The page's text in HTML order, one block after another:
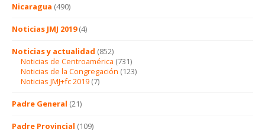
Nicaragua (490)
Noticias JMJ 2019(4)
Noticias y actualidad (852)
Noticias de Centroamérica (731)
Noticias de la Congregación (123)
Noticias JMJ+fc 2019 (7)
Padre General (21)
Padre Provincial (109)